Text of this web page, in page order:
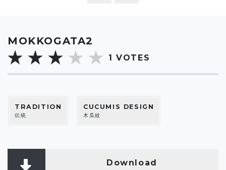
MOKKOGATA2
1 VOTES
TRADITION
伝統
CUCUMIS DESIGN
木瓜紋
Download